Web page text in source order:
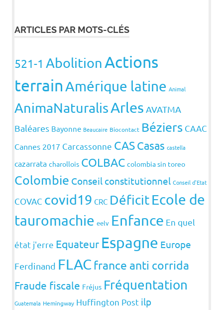
ARTICLES PAR MOTS-CLÉS
521-1 AbolitionActions
terrainAmérique latine Animal
AnimaNaturalisArles AVATMA
Baléares Bayonne Beaucaire Biocontact Béziers CAAC
Cannes 2017 Carcassonne CASCasas castella
cazarrata charollois COLBAC colombia sin toreo
Colombie Conseil constitutionnel Conseil d'Etat
COVAC covid19 CRC DéficitEcole de
tauromachie eelv Enfance En quel
état j'erre Equateur Espagne Europe
Ferdinand FLAC france anti corrida
Fraude fiscale Fréjus Fréquentation
Guatemala Hemingway Huffington Post ilp